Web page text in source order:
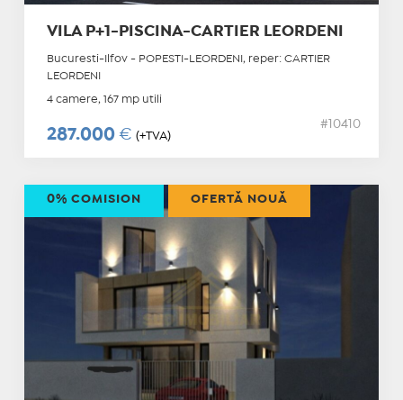
VILA P+1-PISCINA-CARTIER LEORDENI
Bucuresti-Ilfov - POPESTI-LEORDENI, reper: CARTIER
LEORDENI
4 camere, 167 mp utili
287.000 € (+TVA)
#10410
0% COMISION OFERTĂ NOUĂ